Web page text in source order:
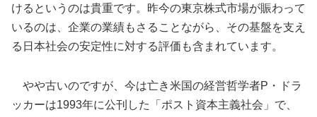
けるというのは貴重です。昨今の東京株式市場が賑わって
いるのは、企業の業績もさることながら、その基盤を支え
る日本社会の安定性に対する評価も含まれています。
やや古いのですが、今は亡き米国の経営哲学者P・ドラ
ッカーは1993年に公刊した「ポスト資本主義社会」で、